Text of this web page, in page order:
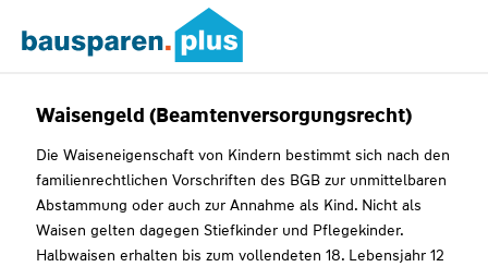
Waisengeld (Beamtenversorgungsrecht)
Die Waiseneigenschaft von Kindern bestimmt sich nach den
familienrechtlichen Vorschriften des BGB zur unmittelbaren
Abstammung oder auch zur Annahme als Kind. Nicht als
Waisen gelten dagegen Stiefkinder und Pflegekinder.
Halbwaisen erhalten bis zum vollendeten 18. Lebensjahr 12